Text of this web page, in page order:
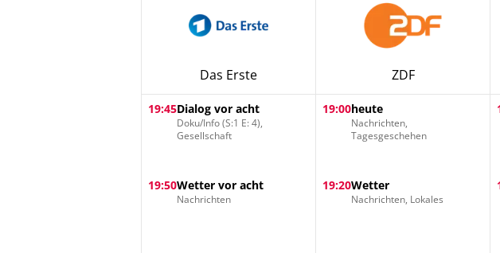
Das Erste
19:45Dialog vor acht
Doku/Info (S:1 E: 4),
Gesellschaft
19:50Wetter vor acht
Nachrichten
ZDF
19:00heute
Nachrichten,
Tagesgeschehen
19:20Wetter
Nachrichten, Lokales